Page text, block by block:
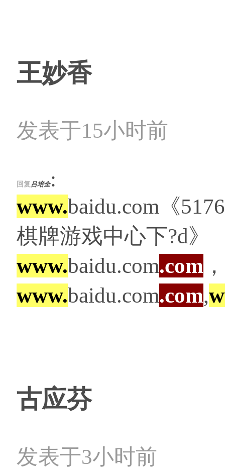
王妙香
发表于15小时前
回复吕培全:
www.baidu.com《5176
棋牌游戏中心下?d》
www.baidu.com.com ，
www.baidu.com.com,
古应芬
发表于3小时前